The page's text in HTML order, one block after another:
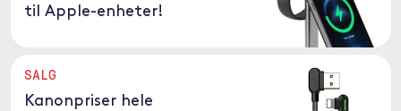
til Apple-enheter!
SALG
Kanonpriser hele